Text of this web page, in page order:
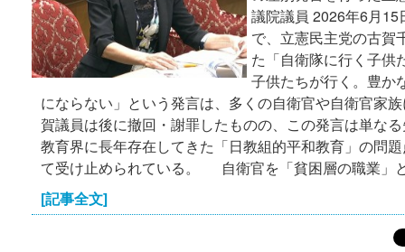
議院議員 2026年6月
で、立憲民主党の古賀
た「自衛隊に行く子供
子供たちが行く。豊か
にならない」という発言は、多くの自衛官や自衛官家
賀議員は後に撤回・謝罪したものの、この発言は単な
教育界に長年存在してきた「日教組的平和教育」の問
て受け止められている。 自衛官を「貧困層の職業」
[記事全文]